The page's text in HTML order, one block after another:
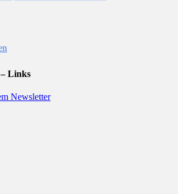
Links
Newsletter